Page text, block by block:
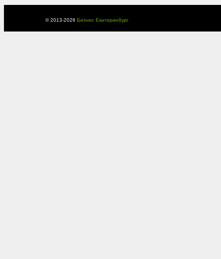
© 2013-2026 Бизнес Екатеринбург